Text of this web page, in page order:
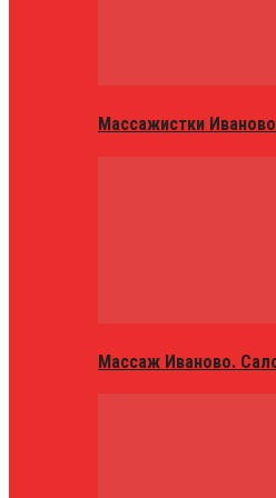
Массажистки
Массаж Иваново.